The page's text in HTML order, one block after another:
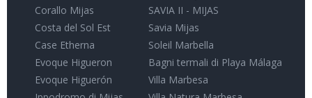
Corallo Mijas
Costa del Sol Est
Case Etherna
Evoque Higueron
Evoque Higuerón
SAVIA II - MIJAS
Savia Mijas
Soleil Marbella
Bagni termali di Playa Málaga
Villa Marbesa